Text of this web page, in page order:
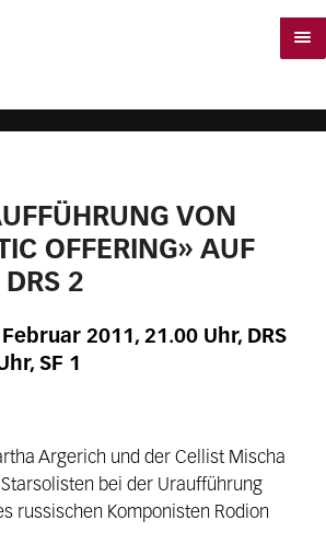
VON
OFFERING» AUF
2
2011, 21.00 Uhr, DRS
SF 1
Argerich und der Cellist Mischa
bei der Uraufführung
russischen Komponisten Rodion